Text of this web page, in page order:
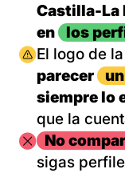
Castilla-La
en
los
Imagen
El logo de
parecer
siempre lo
que la
Imagen
No
sigas